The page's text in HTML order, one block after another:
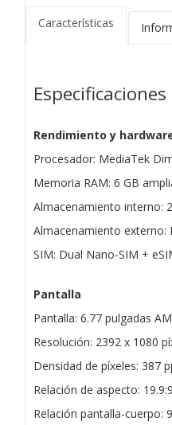
Características
Especificaciones
Rendimiento y
Procesador: MediaTek
Memoria RAM: 6 GB
Almacenamiento interno:
Almacenamiento externo:
SIM: Dual Nano-SIM +
Pantalla
Pantalla: 6.77 pulgadas
Resolución: 2392 x 1080
Densidad de píxeles: 387
Relación de aspecto: 19.9:9
Relación pantalla-cuerpo: